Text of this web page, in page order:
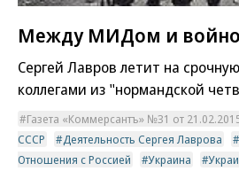
Между МИДом и
Сергей Лавров летит на
коллегами из "нормандской
Газета «Коммерсантъ» №31 от
СССР
Деятельность Сергея Лаврова
Отношения с Россией
Украина